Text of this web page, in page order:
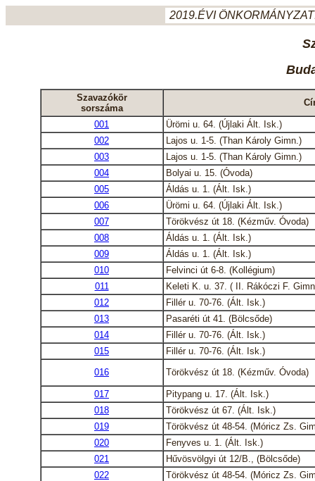
2019.ÉVI
Szavazókör
sorszáma
001
Ürömi u. 64. (Újlaki Ált. Isk.)
002
Lajos u. 1-5. (Than Károly Gimn.)
003
Lajos u. 1-5. (Than Károly Gimn.)
004
Bolyai u. 15. (Óvoda)
005
Áldás u. 1. (Ált. Isk.)
006
Ürömi u. 64. (Újlaki Ált. Isk.)
007
Törökvész út 18. (Kézműv. Óvoda)
008
Áldás u. 1. (Ált. Isk.)
009
Áldás u. 1. (Ált. Isk.)
010
Felvinci út 6-8. (Kollégium)
011
Keleti K. u. 37. ( II. Rákóczi F.
012
Fillér u. 70-76. (Ált. Isk.)
013
Pasaréti út 41. (Bölcsőde)
014
Fillér u. 70-76. (Ált. Isk.)
015
Fillér u. 70-76. (Ált. Isk.)
016
Törökvész út 18. (Kézműv. Óvoda)
017
Pitypang u. 17. (Ált. Isk.)
018
Törökvész út 67. (Ált. Isk.)
019
Törökvész út 48-54. (Móricz Zs.
020
Fenyves u. 1. (Ált. Isk.)
021
Hűvösvölgyi út 12/B., (Bölcsőde)
022
Törökvész út 48-54. (Móricz Zs.